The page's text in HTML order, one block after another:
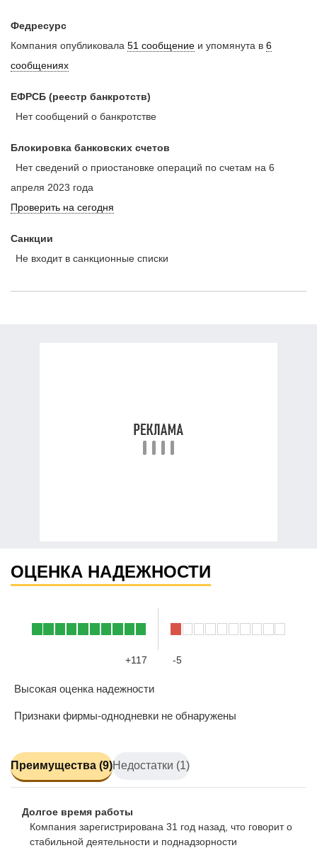
Федресурс
Компания опубликовала 51 сообщение и упомянута в 6
сообщениях
ЕФРСБ (реестр банкротств)
Нет сообщений о банкротстве
Блокировка банковских счетов
Нет сведений о приостановке операций по счетам на 6
апреля 2023 года
Проверить на сегодня
Санкции
Не входит в санкционные списки
ОЦЕНКА НАДЕЖНОСТИ
+117 -5
Высокая оценка надежности
Признаки фирмы-однодневки не обнаружены
Преимущества (9)Недостатки (1)
Долгое время работы
Компания зарегистрирована 31 год назад, что говорит о
стабильной деятельности и поднадзорности